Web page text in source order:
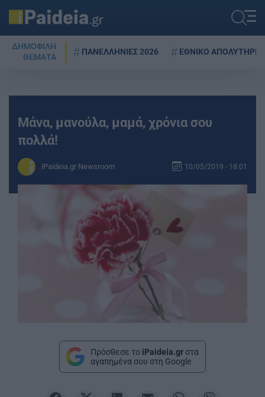
ΔΗΜΟΦΙΛΗ
ΘΕΜΑΤΑ
ΠΑΝΕΛΛΗΝΙΕΣ 2026 ΕΘΝΙΚΟ ΑΠΟΛΥΤΗΡΙΟ
Μάνα, μανούλα, μαμά, χρόνια σου
πολλά!
iPaideia.gr Newsroom 10/05/2019 - 18:01
Πρόσθεσε το iPaideia.gr στα
αγαπημένα σου στη Google